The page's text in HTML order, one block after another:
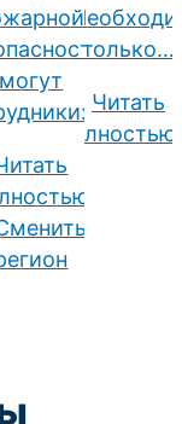
могут
☝️
только…
Читать
полностью